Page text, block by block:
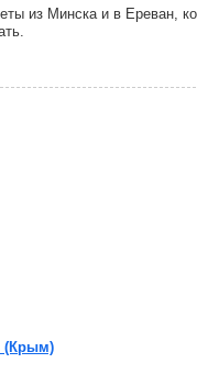
из Минска и в Ереван,
(Крым)